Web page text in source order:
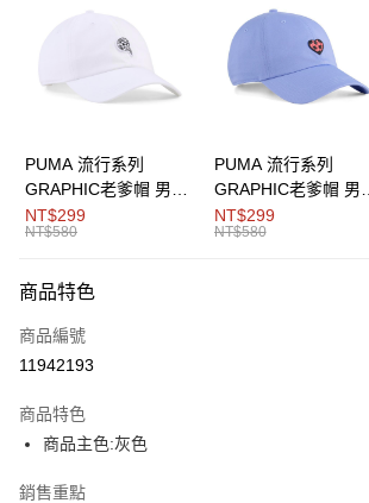
Apple Pay
Google Pay
運送方式
每筆NT$150，滿NT$1,800(含以上)免運費
PUMA 流行系列
GRAPHIC老爹帽 男女
共同
NT$299
NT$580
PUMA 流行系列
GRAPHIC老爹帽 男女
共同
NT$299
NT$580
商品特色
商品編號
11942193
商品特色
商品主色:灰色
銷售重點